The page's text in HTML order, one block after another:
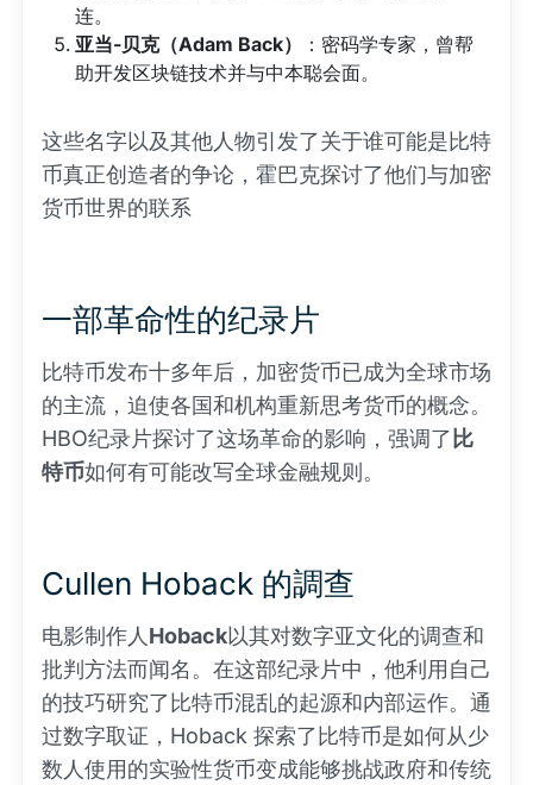
连。
亚当-贝克（Adam Back）
：密码学专家，曾帮
助开发区块链技术并与中本聪会面。
这些名字以及其他人物引发了关于谁可能是比特
币真正创造者的争论，霍巴克探讨了他们与加密
货币世界的联系
一部革命性的纪录片
比特币发布十多年后，加密货币已成为全球市场
的主流，迫使各国和机构重新思考货币的概念。
HBO纪录片探讨了这场革命的影响，强调了 比
特币如何有可能改写全球金融规则。
Cullen Hoback 的調查
电影制作人 Hoback以其对数字亚文化的调查和
批判方法而闻名。在这部纪录片中，他利用自己
的技巧研究了比特币混乱的起源和内部运作。通
过数字取证，Hoback 探索了比特币是如何从少
数人使用的实验性货币变成能够挑战政府和传统